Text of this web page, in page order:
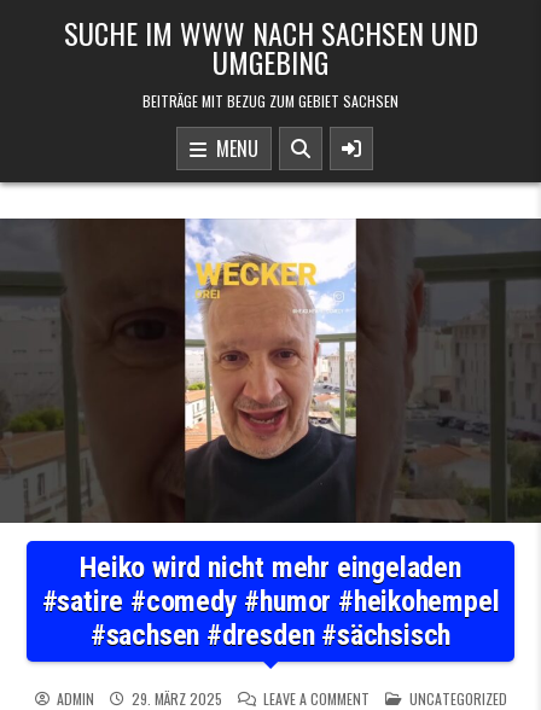
SUCHE IM WWW NACH SACHSEN UND
UMGEBING
BEITRÄGE MIT BEZUG ZUM GEBIET SACHSEN
MENU
Heiko wird nicht mehr eingeladen
#satire #comedy #humor #heikohempel
#sachsen #dresden #sächsisch
ADMIN 29. MÄRZ 2025 LEAVE A COMMENTON HEIKO WIRD NICHT MEHR
POSTED IN
UNCATEGORIZED